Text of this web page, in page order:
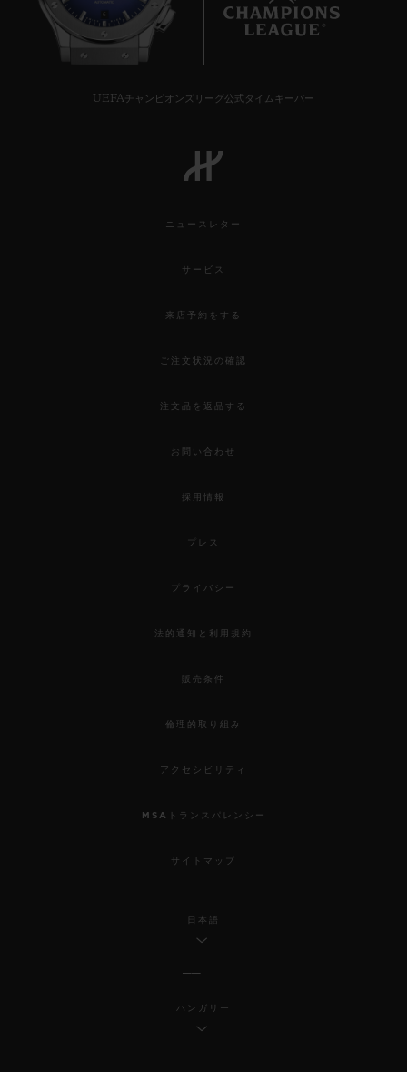
UEFAチャンピオンズリーグ公式タイムキーパー
ニュースレター
サービス
来店予約をする
ご注文状況の確認
注文品を返品する
お問い合わせ
採用情報
プレス
プライバシー
法的通知と利用規約
販売条件
倫理的取り組み
アクセシビリティ
MSAトランスパレンシー
サイトマップ
日本語
ハンガリー